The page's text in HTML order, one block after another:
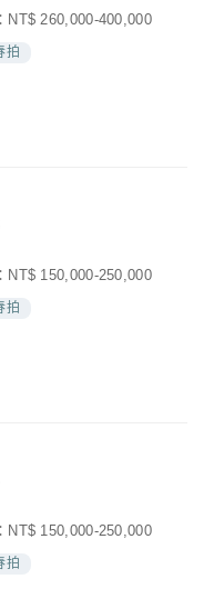
NT$ 260,000-400,000
拍
NT$ 150,000-250,000
拍
NT$ 150,000-250,000
拍